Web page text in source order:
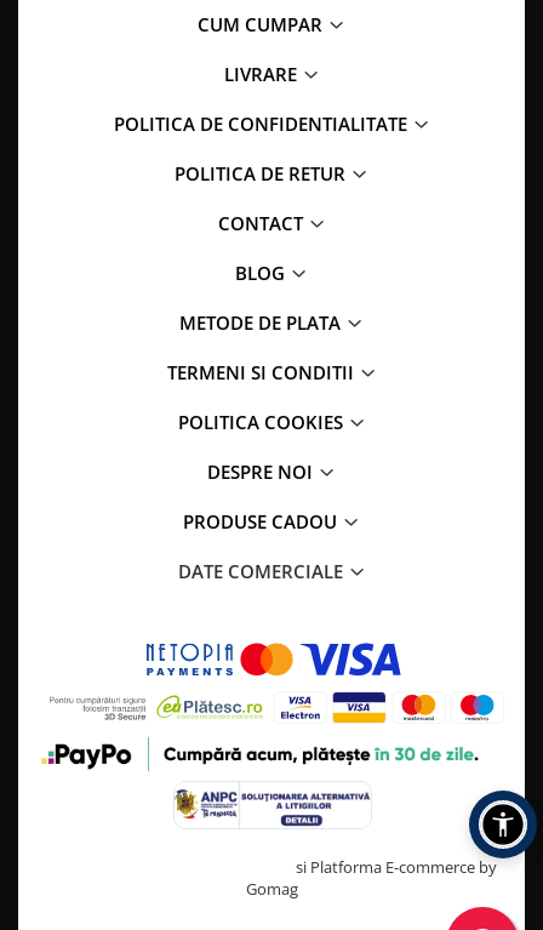
CUM CUMPAR
LIVRARE
POLITICA DE CONFIDENTIALITATE
POLITICA DE RETUR
CONTACT
BLOG
METODE DE PLATA
TERMENI SI CONDITII
POLITICA COOKIES
DESPRE NOI
PRODUSE CADOU
DATE COMERCIALE
si Platforma E-commerce by
Gomag